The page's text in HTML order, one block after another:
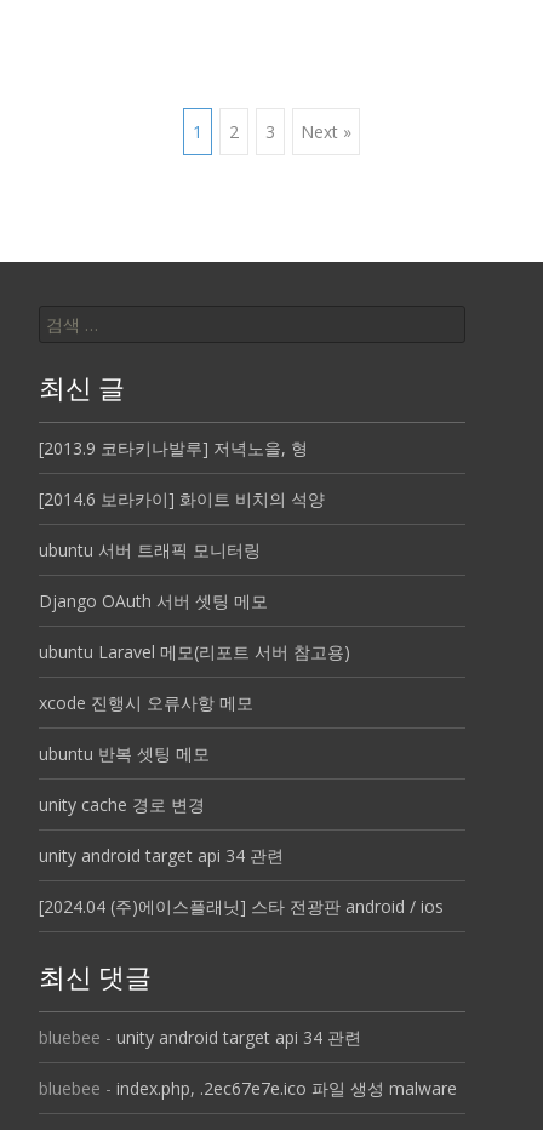
Posts 1 2 3 Next »
색:
최신 글
[2013.9 코타키나발루] 저녁노을, 형
[2014.6 보라카이] 화이트 비치의 석양
ubuntu 서버 트래픽 모니터링
Django OAuth 서버 셋팅 메모
ubuntu Laravel 메모(리포트 서버 참고용)
xcode 진행시 오류사항 메모
ubuntu 반복 셋팅 메모
unity cache 경로 변경
unity android target api 34 관련
[2024.04 (주)에이스플래닛] 스타 전광판 android / ios
최신 댓글
bluebee - unity android target api 34 관련
bluebee - index.php, .2ec67e7e.ico 파일 생성 malware